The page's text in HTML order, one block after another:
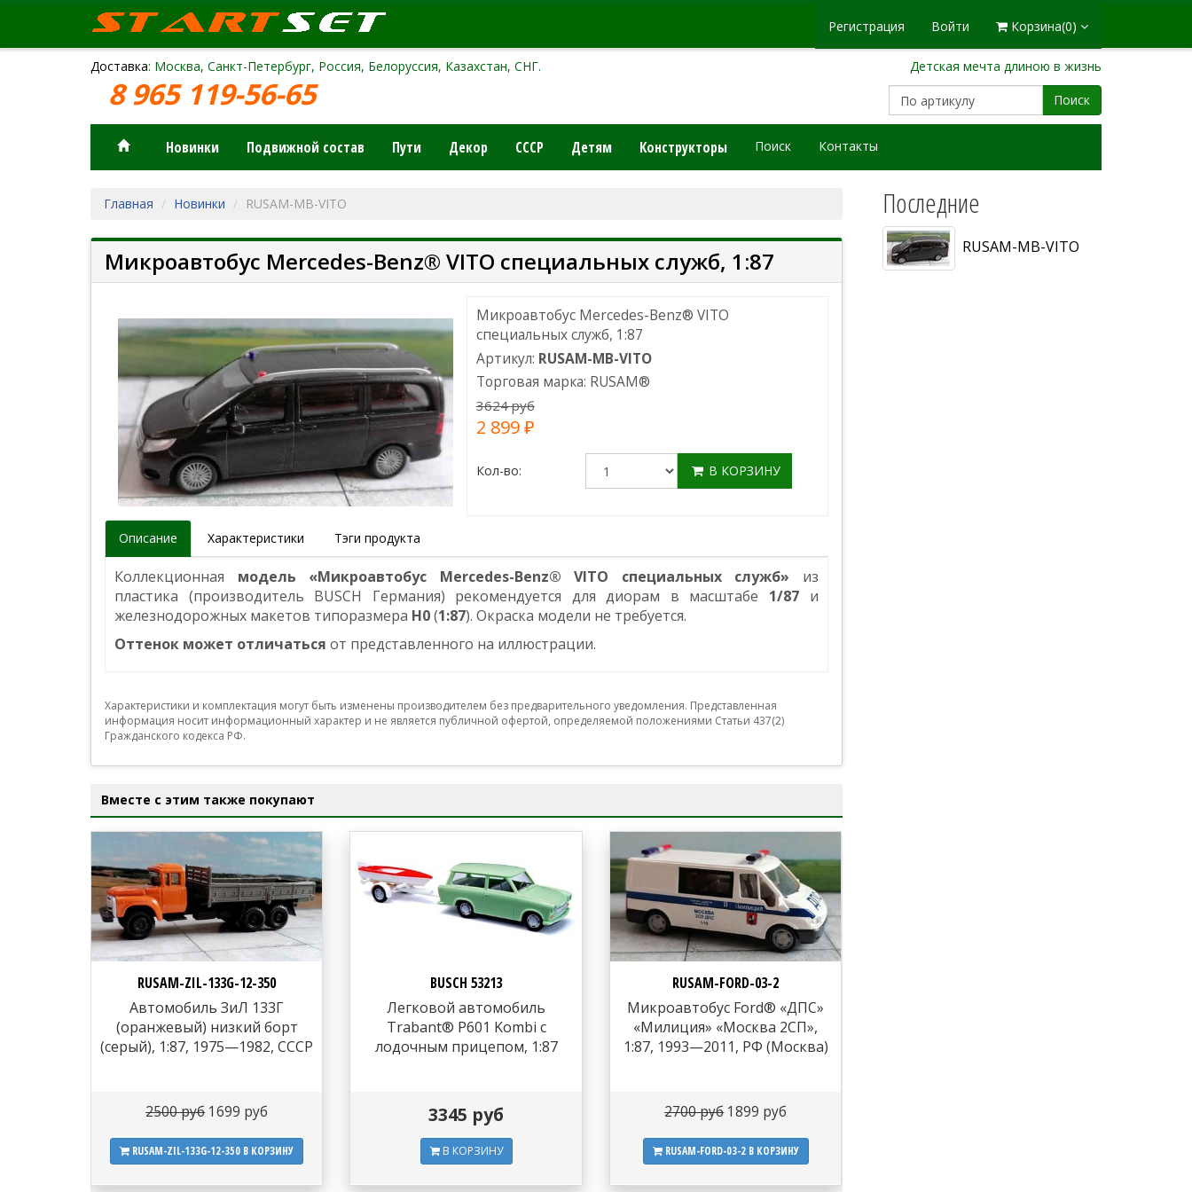
Доставка: Москва, Санкт-Петербург, Россия, Белоруссия, Казахстан, СНГ. Детская мечта длиною в жизнь
Регистрация Войти Корзина(0)
8 965 119-56-65 Поиск
Новинки Подвижной состав Пути Декор СССР Детям Конструкторы Поиск Контакты
Главная Новинки RUSAM-MB-VITO
Микроавтобус Mercedes-Benz® VITO специальных служб, 1:87
Микроавтобус Mercedes-Benz® VITO
специальных служб, 1:87
Артикул: RUSAM-MB-VITO
Торговая марка: RUSAM®
3624 руб
2 899 ₽
Кол-во: В КОРЗИНУ
Описание Характеристики Тэги продукта
Коллекционная модель «Микроавтобус Mercedes-Benz® VITO специальных служб» из
пластика (производитель BUSCH Германия) рекомендуется для диорам в масштабе 1/87и
железнодорожных макетов типоразмера Н0(1:87). Окраска модели не требуется.
Оттенок может отличаться от представленного на иллюстрации.
Характеристики и комплектация могут быть изменены производителем без предварительного уведомления. Представленная
информация носит информационный характер и не является публичной офертой, определяемой положениями Статьи 437(2)
Гражданского кодекса РФ.
Вместе с этим также покупают
RUSAM-ZIL-133G-12-350
Автомобиль ЗиЛ 133Г
(оранжевый) низкий борт
(серый), 1:87, 1975—1982, СССР
2500 руб 1699 руб
RUSAM-ZIL-133G-12-350 В КОРЗИНУ
BUSCH 53213
Легковой автомобиль
Trabant® P601 Kombi с
лодочным прицепом, 1:87
3345 руб
В КОРЗИНУ
RUSAM-FORD-03-2
Микроавтобус Ford® «ДПС»
«Милиция» «Москва 2СП»,
1:87, 1993—2011, РФ (Москва)
2700 руб 1899 руб
RUSAM-FORD-03-2 В КОРЗИНУ
Последние
RUSAM-MB-VITO